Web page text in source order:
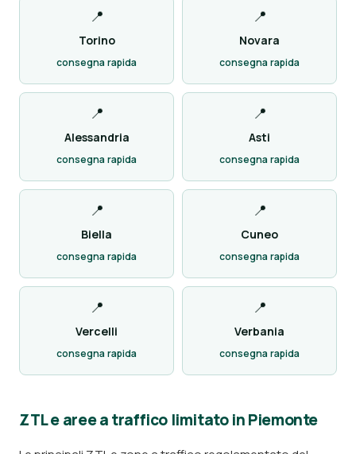
📍
Torino
consegna rapida
📍
Novara
consegna rapida
📍
Alessandria
consegna rapida
📍
Asti
consegna rapida
📍
Biella
consegna rapida
📍
Cuneo
consegna rapida
📍
Vercelli
consegna rapida
📍
Verbania
consegna rapida
ZTL e aree a traffico limitato in Piemonte